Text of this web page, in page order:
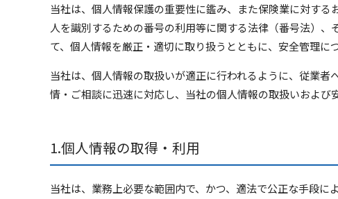
当社は、個人情報保護の重要性に鑑み、また保険業に対す
人を識別するための番号の利用等に関する法律（番号法）
て、個人情報を厳正・適切に取り扱うとともに、安全管理に
当社は、個人情報の取扱いが適正に行われるように、従業
情・ご相談に迅速に対応し、当社の個人情報の取扱いおよび
個人情報の取得・利用
当社は、業務上必要な範囲内で、かつ、適法で公正な手段に